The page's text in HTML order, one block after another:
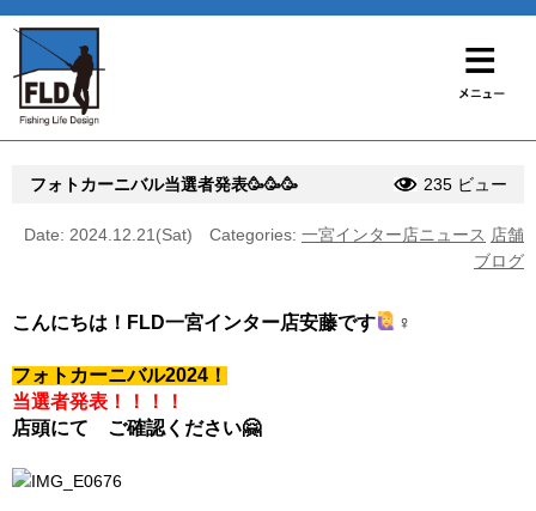
フォトカーニバル当選者発表🥳🥳🥳 235 ビュー
Date: 2024.12.21(Sat) Categories: 一宮インター店ニュース 店舗
ブログ
こんにちは！FLD一宮インター店安藤です ‍♀️
フォトカーニバル2024！
当選者発表！！！！
店頭にて ご確認ください🤗